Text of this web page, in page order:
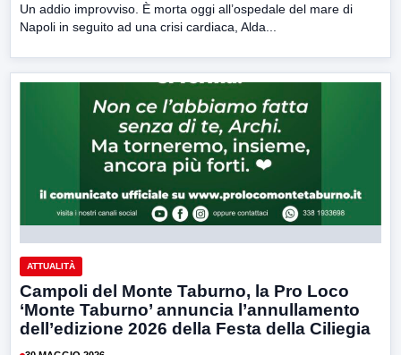
Un addio improvviso. È morta oggi all’ospedale del mare di
Napoli in seguito ad una crisi cardiaca, Alda...
ATTUALITÀ
Campoli del Monte Taburno, la Pro Loco
‘Monte Taburno’ annuncia l’annullamento
dell’edizione 2026 della Festa della Ciliegia